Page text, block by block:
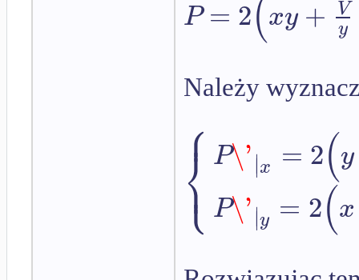
P = 2(xy+ V
y
Należy
⎧
⎩
⎨
⎪
⎪
P\'∣x = 2(y
P\'∣∣y = 2(x